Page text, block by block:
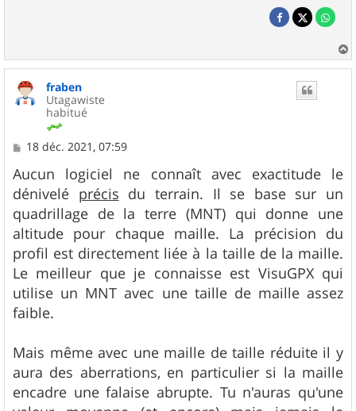
a
fraben
Utagawiste
habitué
M
s
s
a
g
e
18 déc. 2021, 07:59
Aucun logiciel ne connaît avec exactitude le
dénivelé précis du terrain. Il se base sur un
quadrillage de la terre (MNT) qui donne une
altitude pour chaque maille. La précision du
profil est directement liée à la taille de la maille.
Le meilleur que je connaisse est VisuGPX qui
utilise un MNT avec une taille de maille assez
faible.
Mais même avec une maille de taille réduite il y
aura des aberrations, en particulier si la maille
encadre une falaise abrupte. Tu n'auras qu'une